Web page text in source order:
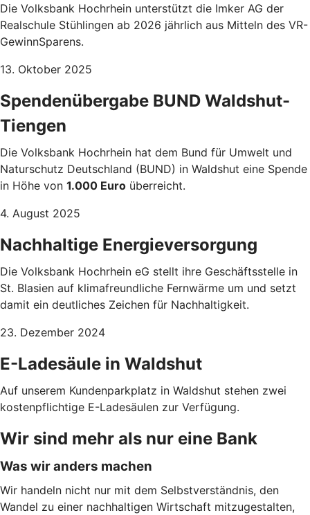
Die Volksbank Hochrhein unterstützt die Imker AG der
Realschule Stühlingen ab 2026 jährlich aus Mitteln des VR-
GewinnSparens.
13. Oktober 2025
Spendenübergabe BUND Waldshut-
Tiengen
Die Volksbank Hochrhein hat dem Bund für Umwelt und
Naturschutz Deutschland (BUND) in Waldshut eine Spende
in Höhe von 1.000 Euro überreicht.
4. August 2025
Nachhaltige Energieversorgung
Die Volksbank Hochrhein eG stellt ihre Geschäftsstelle in
St. Blasien auf klimafreundliche Fernwärme um und setzt
damit ein deutliches Zeichen für Nachhaltigkeit.
23. Dezember 2024
E-Ladesäule in Waldshut
Auf unserem Kundenparkplatz in Waldshut stehen zwei
kostenpflichtige E-Ladesäulen zur Verfügung.
Wir sind mehr als nur eine Bank
Was wir anders machen
Wir handeln nicht nur mit dem Selbstverständnis, den
Wandel zu einer nachhaltigen Wirtschaft mitzugestalten,